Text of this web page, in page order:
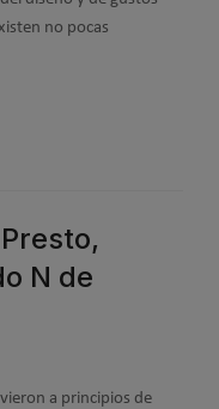
no pocas
N de
a principios de